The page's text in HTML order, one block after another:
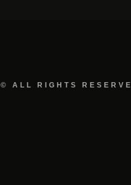
© ALL RIGHTS